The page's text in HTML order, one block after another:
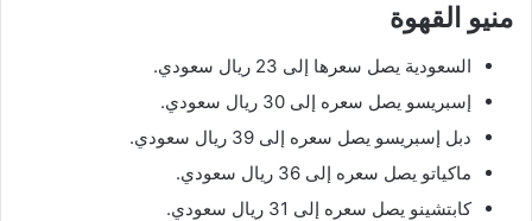
منيو القهوة
السعودية يصل سعرها إلى 23 ريال سعودي.
إسبريسو يصل سعره إلى 30 ريال سعودي.
دبل إسبريسو يصل سعره إلى 39 ريال سعودي.
ماكياتو يصل سعره إلى 36 ريال سعودي.
كابتشينو يصل سعره إلى 31 ريال سعودي.